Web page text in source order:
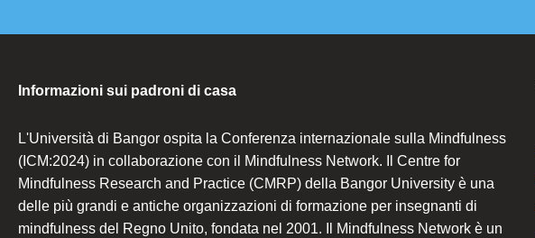
Informazioni sui padroni di casa
L'Università di Bangor ospita la Conferenza internazionale sulla Mindfulness
(ICM:2024) in collaborazione con il Mindfulness Network. Il Centre for
Mindfulness Research and Practice (CMRP) della Bangor University è una
delle più grandi e antiche organizzazioni di formazione per insegnanti di
mindfulness del Regno Unito, fondata nel 2001. Il Mindfulness Network è un